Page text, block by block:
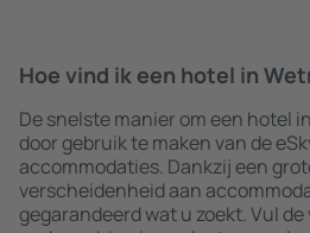
Hoe vind ik een hotel in
De snelste manier om een hotel
door gebruik te maken van de
accommodaties. Dankzij een
verscheidenheid aan
gegarandeerd wat u zoekt. Vul